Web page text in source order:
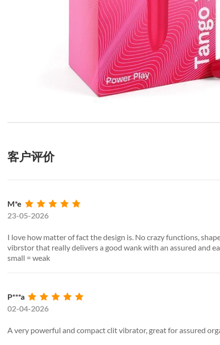
客户评价
M*e
23-05-2026
I love how matter of fact the design is. No crazy functions,
vibrstor that really delivers a good wank with an assured and
small = weak
P***a
02-04-2026
A very powerful and compact clit vibrator, great for assured